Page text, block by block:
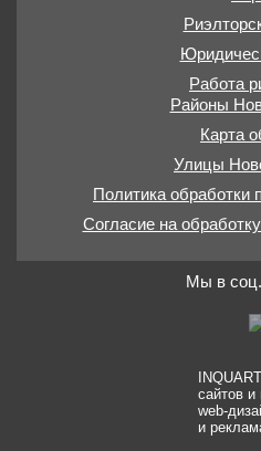
Работа
Районы
Карта
Улицы
Политика обработки
Согласие на
Мы в
сайтов и
web-
и